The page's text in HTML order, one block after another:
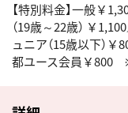
【特別料金】一般￥
（19歳～22歳） ￥
ュニア（15歳以下）
都ユース会員￥800